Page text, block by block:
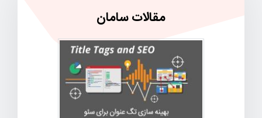
مقالات سامان